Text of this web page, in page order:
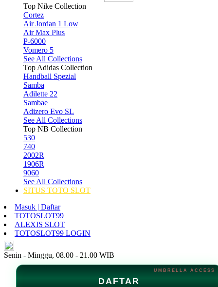
Top Nike Collection
Cortez
Air Jordan 1 Low
Air Max Plus
P-6000
Vomero 5
See All Collections
Top Adidas Collection
Handball Spezial
Samba
Adilette 22
Sambae
Adizero Evo SL
See All Collections
Top NB Collection
530
740
2002R
1906R
9060
See All Collections
SITUS TOTO SLOT
Masuk | Daftar
TOTOSLOT99
ALEXIS SLOT
TOTOSLOT99 LOGIN
Senin - Minggu, 08.00 - 21.00 WIB
DAFTAR